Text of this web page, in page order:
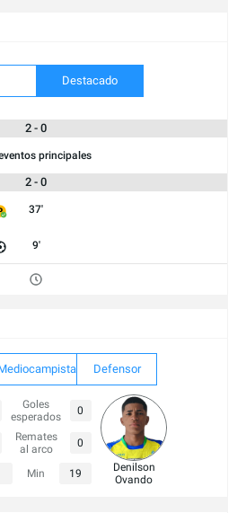
Destacado
2 - 0
principales
2 - 0
37'
9'
Defensor
Goles
esperados
0
Remates
al arco
0
Min 19
Denilson
Ovando